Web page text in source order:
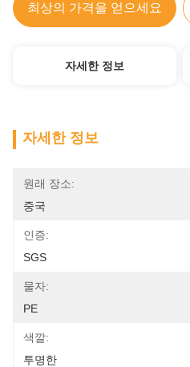
최상의 가격을 얻으세요
자세한 정보
자세한 정보
원래 장소:
중국
인증:
SGS
물자:
PE
색깔:
투명한